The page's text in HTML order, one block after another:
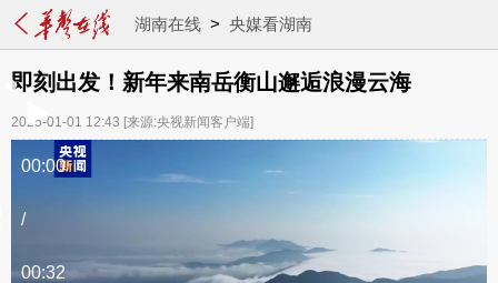
湖南在线> 央媒看湖南
即刻出发！新年来南岳衡山邂逅浪漫云海
2025-01-01 12:43 [来源:央视新闻客户端]
00:00
/
00:32